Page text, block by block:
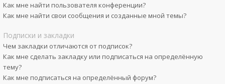
Как мне найти пользователя конференции?
Как мне найти свои сообщения и созданные мной темы?
Подписки и закладки
Чем закладки отличаются от подписок?
Как мне сделать закладку или подписаться на определённую
тему?
Как мне подписаться на определённый форум?